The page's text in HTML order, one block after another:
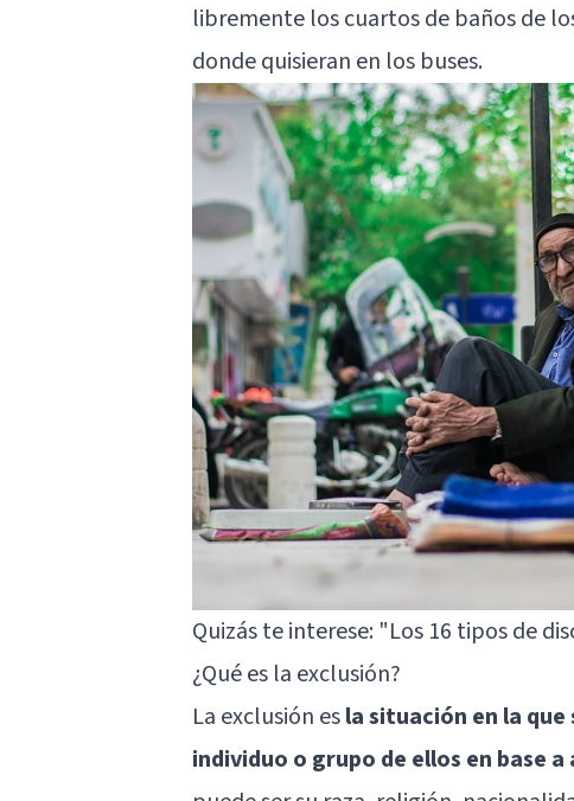
libremente los cuartos de baños de
donde quisieran en los buses.
Quizás te interese: "Los 16 tipos de
¿Qué es la exclusión?
La exclusión esla situación en la
individuo o grupo de ellos en base